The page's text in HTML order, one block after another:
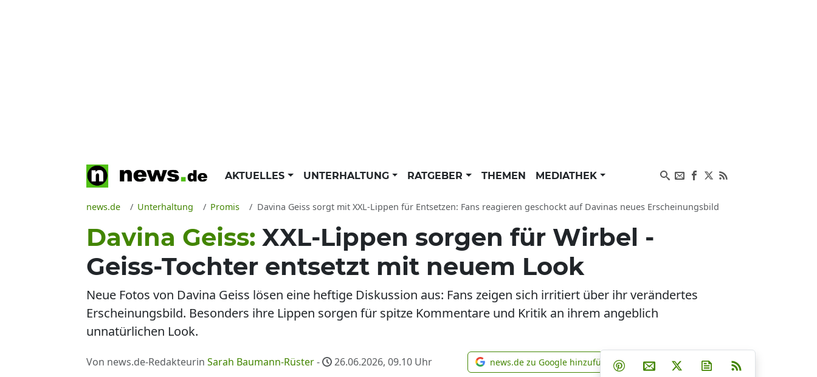
AKTUELLES UNTERHALTUNG RATGEBER THEMEN MEDIATHEK
news.de Unterhaltung Promis Davina Geiss sorgt mit XXL-Lippen für Entsetzen: Fans reagieren geschockt auf Davinas neues Erscheinungsbild
Davina Geiss: XXL-Lippen sorgen für Wirbel -
Geiss-Tochter entsetzt mit neuem Look
Neue Fotos von Davina Geiss lösen eine heftige Diskussion aus: Fans zeigen sich irritiert über ihr verändertes
Erscheinungsbild. Besonders ihre Lippen sorgen für spitze Kommentare und Kritik an ihrem angeblich
unnatürlichen Look.
Von news.de-Redakteurin Sarah Baumann-Rüster- 26.06.2026, 09.10 Uhr news.de zu Google hinzufügen
news.de zu Google hinzufügen Teilen auf Facebook
Teilen auf Whatsapp
Teilen auf Telegram
Teilen auf Pinterest
Per E-Mail teilen
Post auf XNewsletter